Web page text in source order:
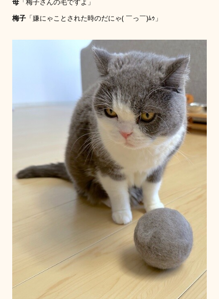
梅子「嫌にゃことされた時のだにゃ( ￣っ￣)ﾑｩ」